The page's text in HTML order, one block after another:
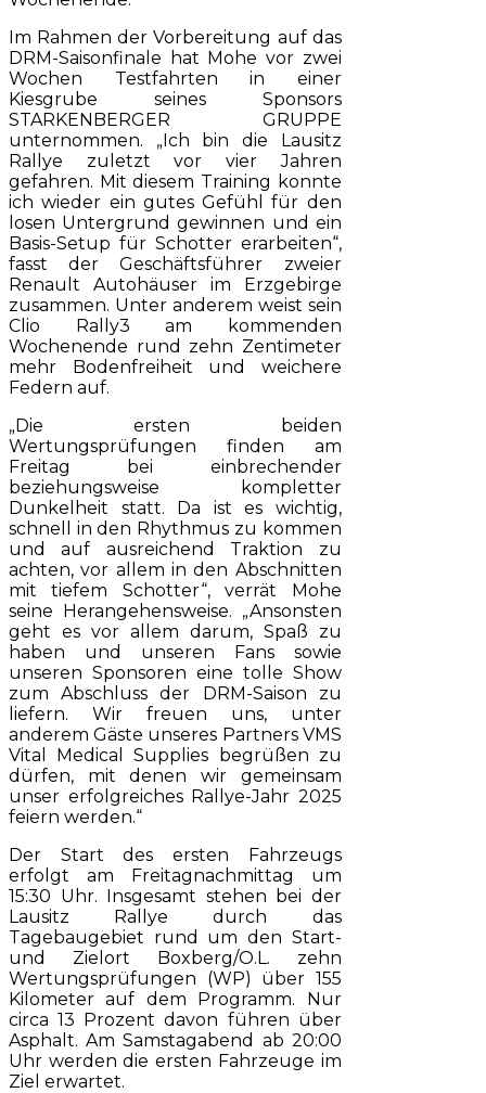
Im Rahmen der Vorbereitung auf das
DRM-Saisonfinale hat Mohe vor zwei
Wochen Testfahrten in einer
Kiesgrube seines Sponsors
STARKENBERGER GRUPPE
unternommen. „Ich bin die Lausitz
Rallye zuletzt vor vier Jahren
gefahren. Mit diesem Training konnte
ich wieder ein gutes Gefühl für den
losen Untergrund gewinnen und ein
Basis-Setup für Schotter erarbeiten“,
fasst der Geschäftsführer zweier
Renault Autohäuser im Erzgebirge
zusammen. Unter anderem weist sein
Clio Rally3 am kommenden
Wochenende rund zehn Zentimeter
mehr Bodenfreiheit und weichere
Federn auf.
„Die ersten beiden
Wertungsprüfungen finden am
Freitag bei einbrechender
beziehungsweise kompletter
Dunkelheit statt. Da ist es wichtig,
schnell in den Rhythmus zu kommen
und auf ausreichend Traktion zu
achten, vor allem in den Abschnitten
mit tiefem Schotter“, verrät Mohe
seine Herangehensweise. „Ansonsten
geht es vor allem darum, Spaß zu
haben und unseren Fans sowie
unseren Sponsoren eine tolle Show
zum Abschluss der DRM-Saison zu
liefern. Wir freuen uns, unter
anderem Gäste unseres Partners VMS
Vital Medical Supplies begrüßen zu
dürfen, mit denen wir gemeinsam
unser erfolgreiches Rallye-Jahr 2025
feiern werden.“
Der Start des ersten Fahrzeugs
erfolgt am Freitagnachmittag um
15:30 Uhr. Insgesamt stehen bei der
Lausitz Rallye durch das
Tagebaugebiet rund um den Start-
und Zielort Boxberg/O.L. zehn
Wertungsprüfungen (WP) über 155
Kilometer auf dem Programm. Nur
circa 13 Prozent davon führen über
Asphalt. Am Samstagabend ab 20:00
Uhr werden die ersten Fahrzeuge im
Ziel erwartet.